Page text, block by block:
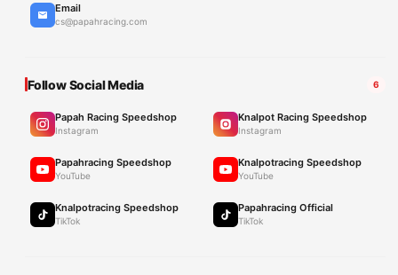
Email
cs@papahracing.com
Follow Social Media 6
Papah Racing Speedshop
Instagram
Knalpot Racing Speedshop
Instagram
Papahracing Speedshop
YouTube
Knalpotracing Speedshop
YouTube
Knalpotracing Speedshop
TikTok
Papahracing Official
TikTok